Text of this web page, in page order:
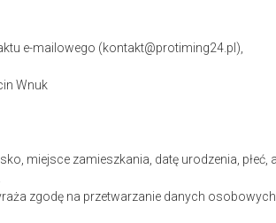
e-mailowego (kontakt@protiming24.pl),
Wnuk
miejsce zamieszkania, datę urodzenia, płeć,
zgodę na przetwarzanie danych